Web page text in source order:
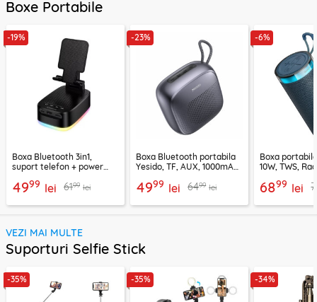
Boxe Portabile
-19%
Boxa Bluetooth 3in1,
suport telefon + power
BR200
4999 lei 6199 lei
-23%
Boxa Bluetooth portabila
Yesido, TF, AUX, 1000mAh,
4999 lei 6499 lei
-6%
Boxa
10W, TWS,
6899 lei
VEZI MAI MULTE
Suporturi Selfie Stick
-35% -35% -34%